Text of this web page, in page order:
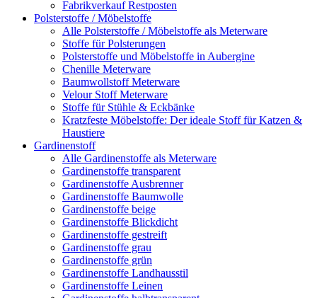
Fabrikverkauf Restposten
Polsterstoffe / Möbelstoffe
Alle Polsterstoffe / Möbelstoffe als Meterware
Stoffe für Polsterungen
Polsterstoffe und Möbelstoffe in Aubergine
Chenille Meterware
Baumwollstoff Meterware
Velour Stoff Meterware
Stoffe für Stühle & Eckbänke
Kratzfeste Möbelstoffe: Der ideale Stoff für Katzen &
Haustiere
Gardinenstoff
Alle Gardinenstoffe als Meterware
Gardinenstoffe transparent
Gardinenstoffe Ausbrenner
Gardinenstoffe Baumwolle
Gardinenstoffe beige
Gardinenstoffe Blickdicht
Gardinenstoffe gestreift
Gardinenstoffe grau
Gardinenstoffe grün
Gardinenstoffe Landhausstil
Gardinenstoffe Leinen